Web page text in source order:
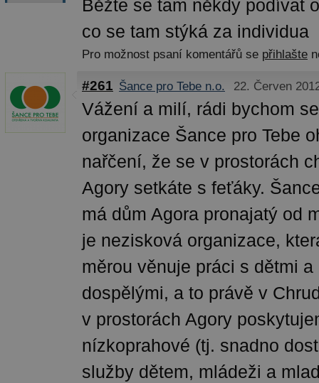
Běžte se tam někdy podívat
co se tam stýká za individua
Pro možnost psaní komentářů se přihlašte
#261 Šance pro Tebe n.o. 22. Červen
Vážení a milí, rádi bychom
organizace Šance pro Tebe
nařčení, že se v prostorách
Agory setkáte s feťáky.
má dům Agora pronajatý od
je nezisková organizace,
měrou věnuje práci s dětmi a
dospělými, a to právě v
v prostorách Agory
nízkoprahové (tj. snadno
služby dětem, mládeži a